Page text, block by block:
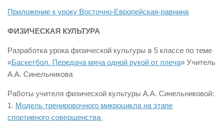
Приложение к уроку Восточно-Европейская-равнина
ФИЗИЧЕСКАЯ КУЛЬТУРА
Разработка урока физической культуры в 5 классе по теме
«Баскетбол. Передача мяча одной рукой от плеча» Учитель
А.А. Синельникова
Работы учителя физической культуры А.А. Синельниковой:
1. Модель тренировочного микроцикла на этапе
спортивного совершенства